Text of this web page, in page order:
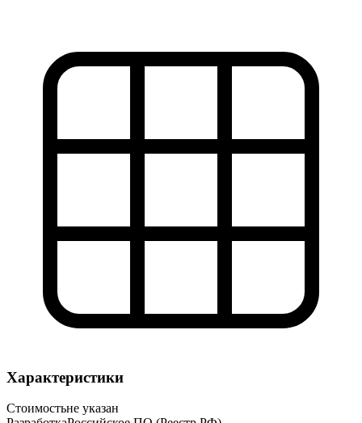
Характеристики
Стоимостьне указан